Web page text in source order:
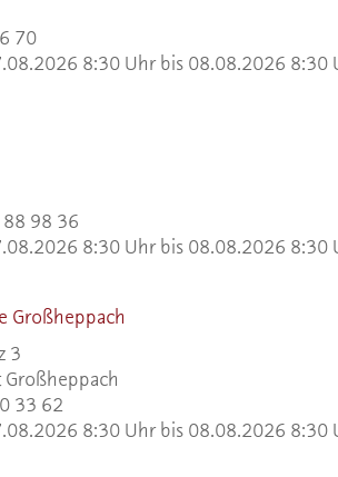
70
8:30 Uhr bis 08.08.2026 8:30
88 98 36
8:30 Uhr bis 08.08.2026 8:30
Großheppach
3
33 62
8:30 Uhr bis 08.08.2026 8:30